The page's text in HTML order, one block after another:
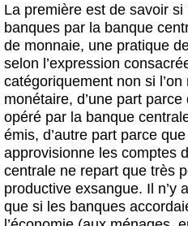
La première est de savoir
banques par la banque
de monnaie, une pratique
selon l’expression
catégoriquement non si
monétaire, d’une part
opéré par la banque
émis, d’autre part parce
approvisionne les comptes
centrale ne repart que très
productive exsangue. Il n’y
que si les banques